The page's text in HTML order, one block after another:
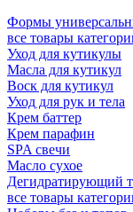
Формы
все товары
Уход для кутикулы
Масла для кутикул
Воск для кутикул
Уход для рук и тела
Крем баттер
Крем парафин
SPA свечи
Масло сухое
Дегидратирующий
все товары